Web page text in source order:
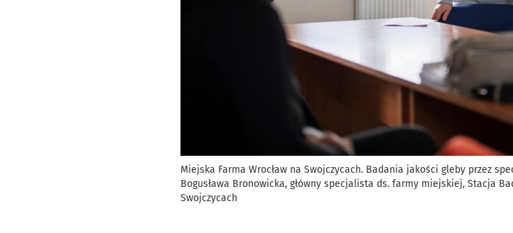
Miejska Farma Wrocław na Swojczycach. Badania jakości gleby przez
Bogusława Bronowicka, główny specjalista ds. farmy miejskiej, Stacja
Swojczycach